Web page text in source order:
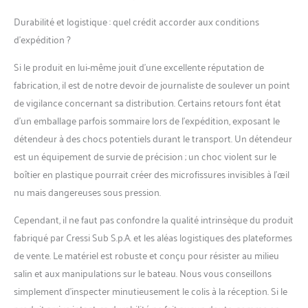
Durabilité et logistique : quel crédit accorder aux conditions
d’expédition ?
Si le produit en lui-même jouit d’une excellente réputation de
fabrication, il est de notre devoir de journaliste de soulever un point
de vigilance concernant sa distribution. Certains retours font état
d’un emballage parfois sommaire lors de l’expédition, exposant le
détendeur à des chocs potentiels durant le transport. Un détendeur
est un équipement de survie de précision ; un choc violent sur le
boîtier en plastique pourrait créer des microfissures invisibles à l’œil
nu mais dangereuses sous pression.
Cependant, il ne faut pas confondre la qualité intrinsèque du produit
fabriqué par Cressi Sub S.p.A. et les aléas logistiques des plateformes
de vente. Le matériel est robuste et conçu pour résister au milieu
salin et aux manipulations sur le bateau. Nous vous conseillons
simplement d’inspecter minutieusement le colis à la réception. Si le